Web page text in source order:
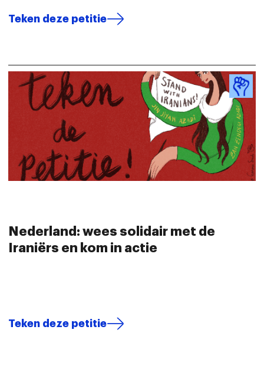
Teken deze petitie
Nederland: wees solidair met de
Iraniërs en kom in actie
Teken deze petitie